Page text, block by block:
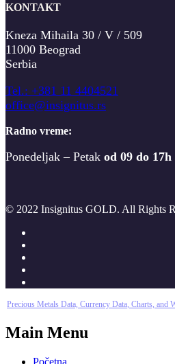
KONTAKT
Kneza Mihaila 30 / V / 509
11000 Beograd
Serbia
Tel.: +381 11 4404521
office@insignitus.rs
Radno vreme:
Ponedeljak – Petak od 09 do 17h
© 2022 Insignitus GOLD. All Rights
Precious Metals Data, Currency Data, Charts, and
Main Menu
Početna